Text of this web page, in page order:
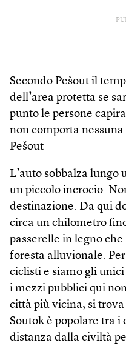
Secondo Pešout il
dell’area protetta se
punto le persone
non comporta
Pešout
L’auto sobbalza lungo
un piccolo incrocio.
destinazione. Da qui
circa un chilometro
passerelle in legno
foresta alluvionale.
ciclisti e siamo gli unici
i mezzi pubblici qui
città più vicina, si
Soutok è popolare tra i
distanza dalla civiltà